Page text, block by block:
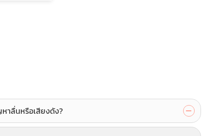
าลื่นหรือเสียงดัง?